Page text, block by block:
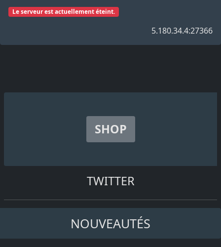
Le serveur est actuellement éteint.
5.180.34.4:27366
SHOP
TWITTER
NOUVEAUTÉS